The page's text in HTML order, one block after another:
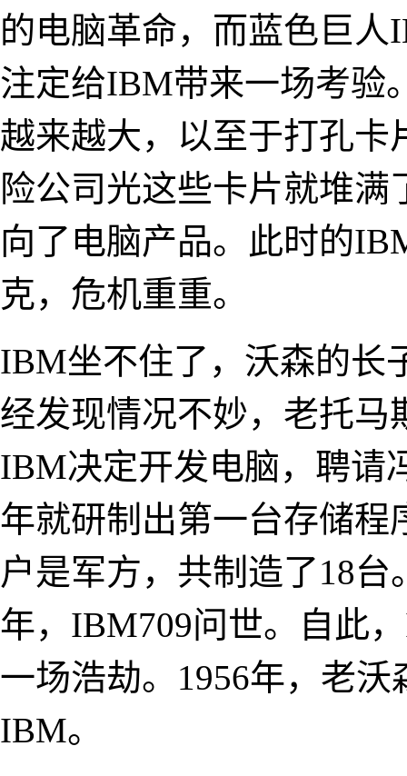
的电脑革命，而蓝色巨
注定给IBM带来一场考验
越来越大，以至于打孔卡
险公司光这些卡片就堆
向了电脑产品。此时的
克，危机重重。
IBM坐不住了，沃森的长
经发现情况不妙，老托马
IBM决定开发电脑，聘请
年就研制出第一台存储程
户是军方，共制造了18
年，IBM709问世。自此
一场浩劫。1956年，老
IBM。